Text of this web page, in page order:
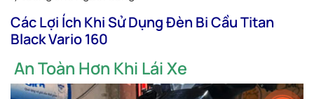
Các Lợi Ích Khi Sử Dụng Đèn Bi Cầu Titan
Black Vario 160
An Toàn Hơn Khi Lái Xe